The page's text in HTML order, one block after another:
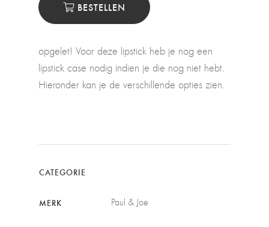
BESTELLEN
opgelet! Voor deze lipstick heb je nog een
lipstick case nodig indien je die nog niet hebt.
Hieronder kan je de verschillende opties zien.
CATEGORIE
MERK Paul & Joe